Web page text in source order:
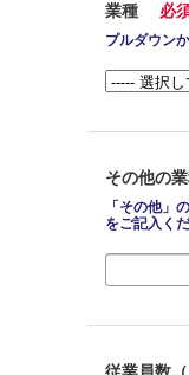
業種 必
プルダウン
その他の
「その他」
をご記入くだ